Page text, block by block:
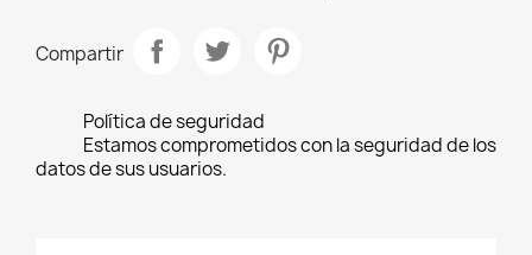
Compartir
Política de seguridad
Estamos comprometidos con la seguridad de los
datos de sus usuarios.